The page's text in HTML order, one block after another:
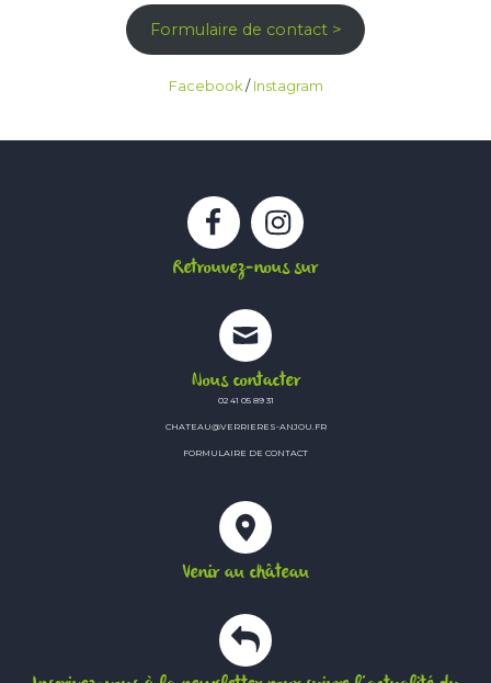
Formulaire de contact >
Facebook/ Instagram
Retrouvez-nous sur
FacebookInstagram
Nous contacter
02 41 05 89 31
CHATEAU@VERRIERES-ANJOU.FR
FORMULAIRE DE CONTACT
Venir au château